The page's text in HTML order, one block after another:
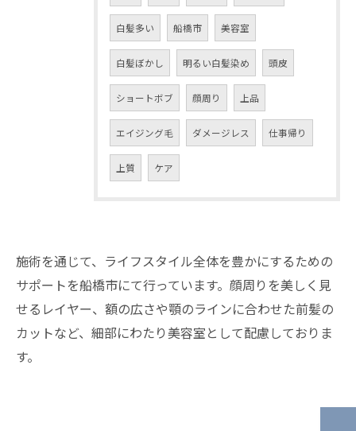
白髪多い 船橋市 美容室
白髪ぼかし 明るい白髪染め 頭皮
ショートボブ 顔周り 上品
エイジング毛 ダメージレス 仕事帰り
上質 ケア
施術を通じて、ライフスタイル全体を豊かにするための
サポートを船橋市にて行っています。顔周りを美しく見
せるレイヤー、額の広さや顎のラインに合わせた前髪の
カットなど、細部にわたり美容室として配慮しておりま
す。